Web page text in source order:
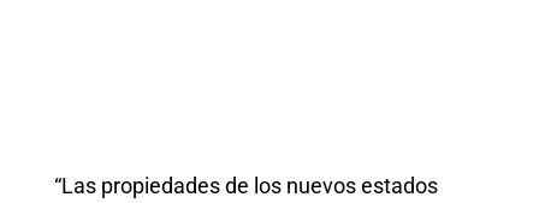
“Las propiedades de los nuevos estados